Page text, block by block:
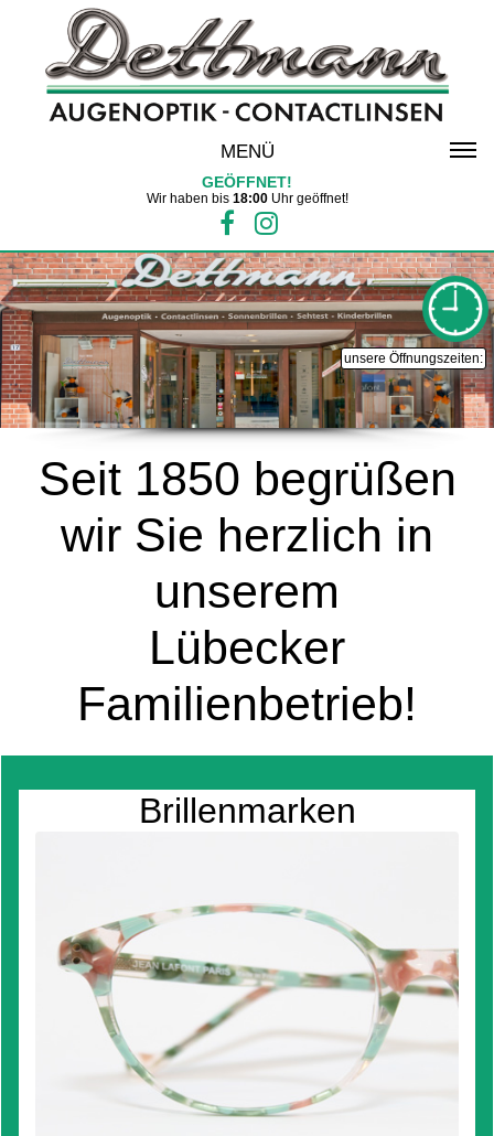
MENÜ
GEÖFFNET!
Wir haben bis 18:00Uhr geöffnet!
Seit 1850 begrüßen
wir Sie herzlich in
unserem
Lübecker
Familienbetrieb!
Brillenmarken
unsere Öffnungszeiten: